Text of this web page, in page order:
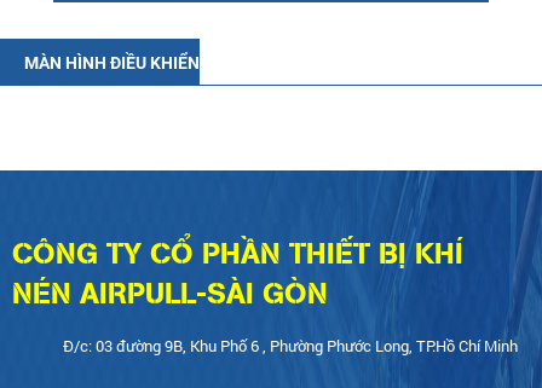
MÀN HÌNH ĐIỀU KHIỂN
CÔNG TY CỔ PHẦN THIẾT BỊ KHÍ
NÉN AIRPULL-SÀI GÒN
Đ/c: 03 đường 9B, Khu Phố 6 , Phường Phước Long, TP.Hồ Chí Minh